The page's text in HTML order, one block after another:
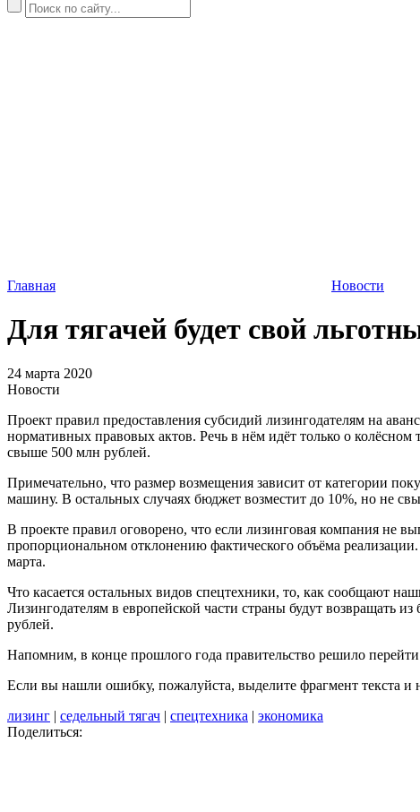
Главная Новости
Для тягачей будет свой
24 марта 2020
Новости
Проект правил предоставления субсидий лизингодателям на
нормативных правовых актов. Речь в нём идёт только о
свыше 500 млн рублей.
Примечательно, что размер возмещения зависит от категории
машину. В остальных случаях бюджет возместит до 10%, но не
В проекте правил оговорено, что если лизинговая компания не
пропорциональном отклонению фактического объёма
марта.
Что касается остальных видов спецтехники, то, как сообщают
Лизингодателям в европейской части страны будут возвращать
рублей.
Напомним, в конце прошлого года правительство решило
Если вы нашли ошибку, пожалуйста, выделите фрагмент текста и
лизинг | седельный тягач | спецтехника | экономика
Поделиться: